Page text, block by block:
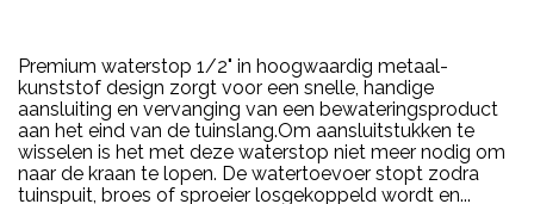
Premium waterstop 1/2" in hoogwaardig metaal-
kunststof design zorgt voor een snelle, handige
aansluiting en vervanging van een bewateringsproduct
aan het eind van de tuinslang.Om aansluitstukken te
wisselen is het met deze waterstop niet meer nodig om
naar de kraan te lopen. De watertoevoer stopt zodra
tuinspuit, broes of sproeier losgekoppeld wordt en...